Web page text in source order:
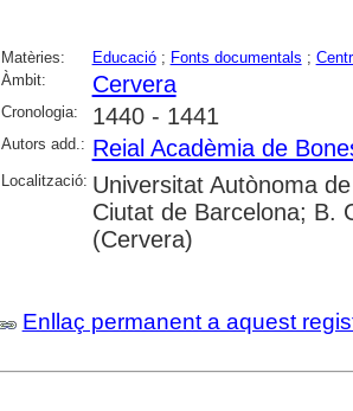
Matèries: Educació; Fonts documentals ;
Àmbit:
Cervera
Cronologia: 1440 - 1441
Autors add.: Reial Acadèmia de
Localització: Universitat Autònoma
Ciutat de Barcelona; B.
(Cervera)
Enllaç permanent a aquest